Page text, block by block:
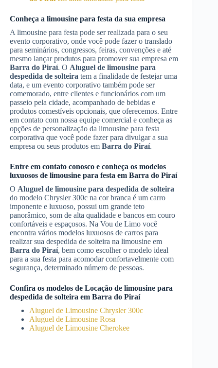
Conheça a limousine para festa da sua empresa
A limousine para festa pode ser realizada para o seu
evento corporativo, onde você pode fazer o translado
para seminários, congressos, feiras, convenções e até
mesmo lançar produtos para promover sua empresa em
Barra do Piraí. O Aluguel de limousine para
despedida de solteira tem a finalidade de festejar uma
data, e um evento corporativo também pode ser
comemorado, entre clientes e funcionários com um
passeio pela cidade, acompanhado de bebidas e
produtos comestíveis opcionais, que oferecemos. Entre
em contato com nossa equipe comercial e conheça as
opções de personalização da limousine para festa
corporativa que você pode fazer para divulgar a sua
empresa ou seus produtos em Barra do Piraí.
Entre em contato conosco e conheça os modelos
luxuosos de limousine para festa em Barra do Piraí
O Aluguel de limousine para despedida de solteira
do modelo Chrysler 300c na cor branca é um carro
imponente e luxuoso, possui um grande teto
panorâmico, som de alta qualidade e bancos em couro
confortáveis e espaçosos. Na Vou de Limo você
encontra vários modelos luxuosos de carros para
realizar sua despedida de solteira na limousine em
Barra do Piraí, bem como escolher o modelo ideal
para a sua festa para acomodar confortavelmente com
segurança, determinado número de pessoas.
Confira os modelos de Locação de limousine para
despedida de solteira em Barra do Piraí
Aluguel de Limousine Chrysler 300c
Aluguel de Limousine Rosa
Aluguel de Limousine Cherokee